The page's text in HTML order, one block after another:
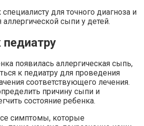
для точного диагноза и
аллергической сыпи у детей.
появилась аллергическая сыпь,
к педиатру для проведения
соответствующего лечения.
причину сыпи и
состояние ребенка.
симптомы, которые